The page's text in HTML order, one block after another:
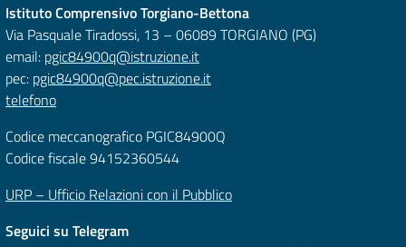
Istituto Comprensivo Torgiano-Bettona
Via Pasquale Tiradossi, 13 – 06089 TORGIANO (PG)
email: pgic84900q@istruzione.it
pec: pgic84900q@pec.istruzione.it
telefono
Codice meccanografico PGIC84900Q
Codice fiscale 94152360544
URP – Ufficio Relazioni con il Pubblico
Seguici su Telegram